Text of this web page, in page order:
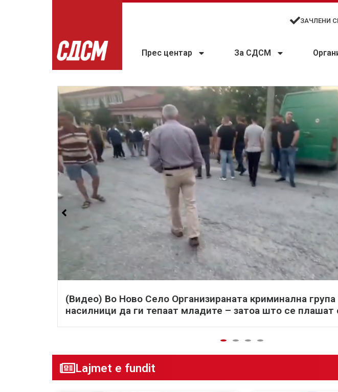
ЗАЧЛЕНИ
Прес центар За СДСМ
(Видео) Во Ново Село Организираната криминална група
насилници да ги тепаат младите – затоа што се плашат
Lajmet e fundit